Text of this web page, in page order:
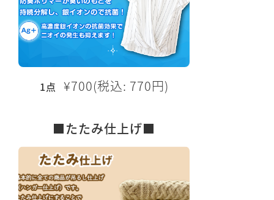
1点 ¥700(税込: 770円)
■たたみ仕上げ■